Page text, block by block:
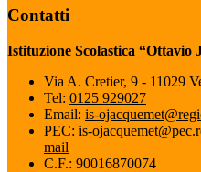
Contatti
Istituzione Scolastica “Ottavio
Via A. Cretier, 9 - 11029
Tel: 0125 929027
Email: is-
PEC: is-
mail
C.F.: 90016870074